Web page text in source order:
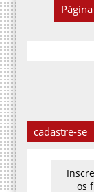
cadastre-se
os